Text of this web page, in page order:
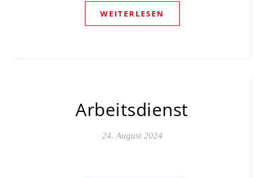
WEITERLESEN
Arbeitsdienst
24. August 2024